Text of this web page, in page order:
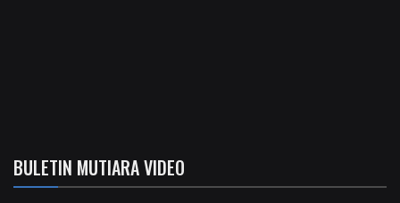
BULETIN MUTIARA VIDEO